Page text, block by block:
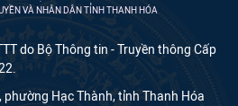
VÀ NHÂN DÂN TỈNH THANH HÓA
do Bộ Thông tin - Truyền thông Cấp
phường Hạc Thành, tỉnh Thanh Hóa